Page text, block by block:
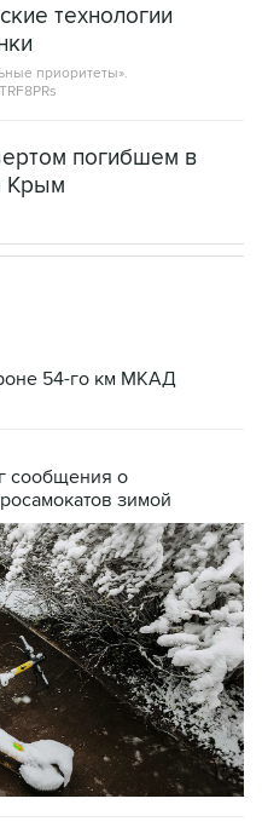
технологии
приоритеты».
погибшем в
Крым
54-го км МКАД
сообщения о
зимой